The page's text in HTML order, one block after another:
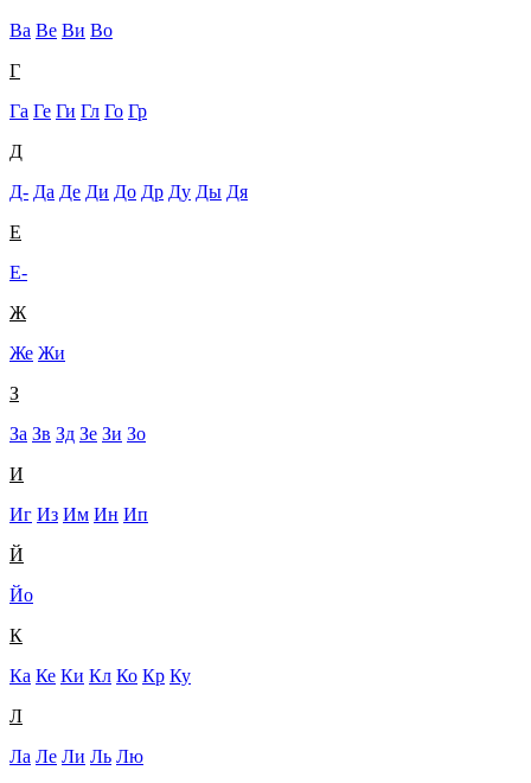
Ва Ве Ви Во
Г
Га Ге Ги Гл Го Гр
Д
Д- Да Де Ди До Др Ду Ды Дя
Е
Е-
Ж
Же Жи
З
За Зв Зд Зе Зи Зо
И
Иг Из Им Ин Ип
Й
Йо
К
Ка Ке Ки Кл Ко Кр Ку
Л
Ла Ле Ли Ль Лю